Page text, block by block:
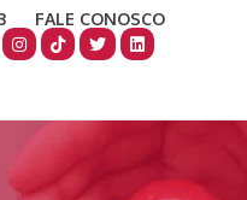
FALE CONOSCO